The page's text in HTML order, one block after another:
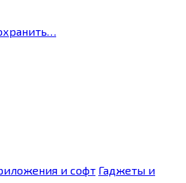
и софт Гаджеты и